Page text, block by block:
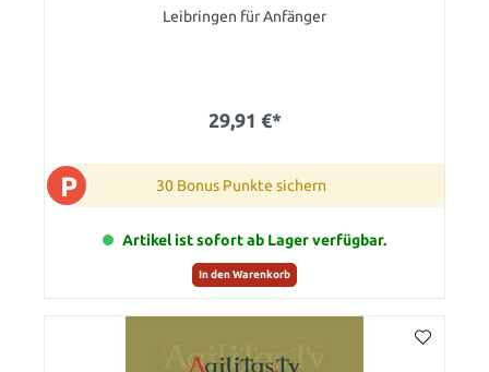
Leibringen für Anfänger
29,91 €*
P 30 Bonus Punkte sichern
Artikel ist sofort ab Lager verfügbar.
In den Warenkorb